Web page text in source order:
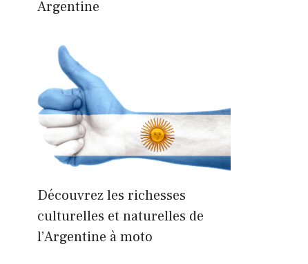
Argentine
Découvrez les richesses
culturelles et naturelles de
l’Argentine à moto